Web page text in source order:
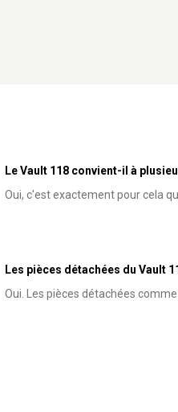
Le Vault 118 convient-il à
Oui, c'est exactement pour cela
Les pièces détachées du Vault
Oui. Les pièces détachées